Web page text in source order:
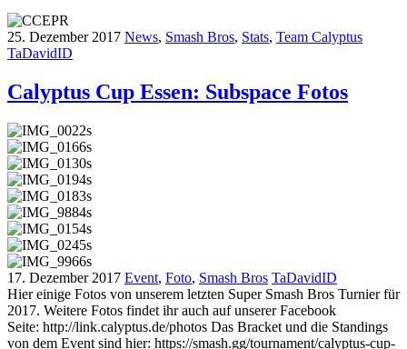
25. Dezember 2017 News, Smash Bros, Stats, Team Calyptus
TaDavidID
Calyptus Cup Essen: Subspace Fotos
17. Dezember 2017 Event, Foto, Smash Bros TaDavidID
Hier einige Fotos von unserem letzten Super Smash Bros Turnier für
2017. Weitere Fotos findet ihr auch auf unserer Facebook
Seite: http://link.calyptus.de/photos Das Bracket und die Standings
von dem Event sind hier: https://smash.gg/tournament/calyptus-cup-